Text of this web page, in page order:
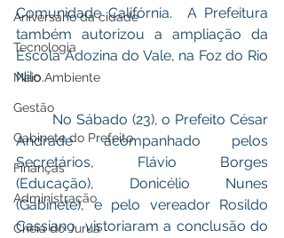
Aniversário da cidade
Tecnologia
Meio Ambiente
Gestão
Gabinete do Prefeito
Finanças
Administração
Cheia do Juruá
Comunidade Califórnia.  A Prefeitura
também autorizou a ampliação da
Escola Adozina do Vale, na Foz do Rio
Nilo.
Andrade acompanhado pelos
Secretários, Flávio Borges
(Educação), Donicélio Nunes
(Gabinete), e pelo vereador Rosildo
Cassiano  vistoriaram a conclusão do